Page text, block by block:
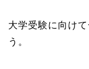
大学受験に向け
う。